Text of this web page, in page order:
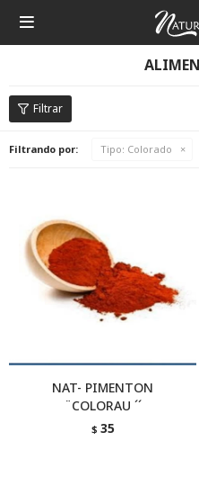

Filtrando por: Tipo: Colorado
NAT- PIMENTON
¨COLORAU ´´
$ 35